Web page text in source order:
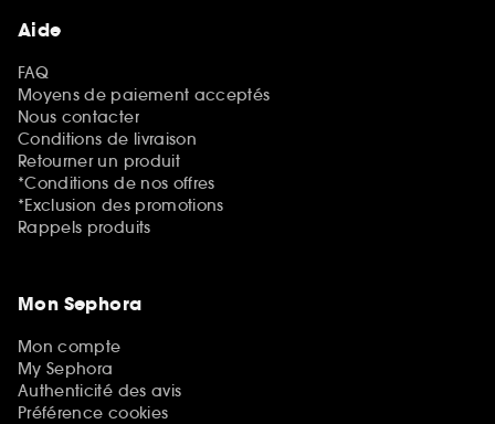
Aide
FAQ
Moyens de paiement acceptés
Nous contacter
Conditions de livraison
Retourner un produit
*Conditions de nos offres
*Exclusion des promotions
Rappels produits
Mon Sephora
Mon compte
My Sephora
Authenticité des avis
Préférence cookies